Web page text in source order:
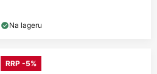
Na lageru
RRP -5%